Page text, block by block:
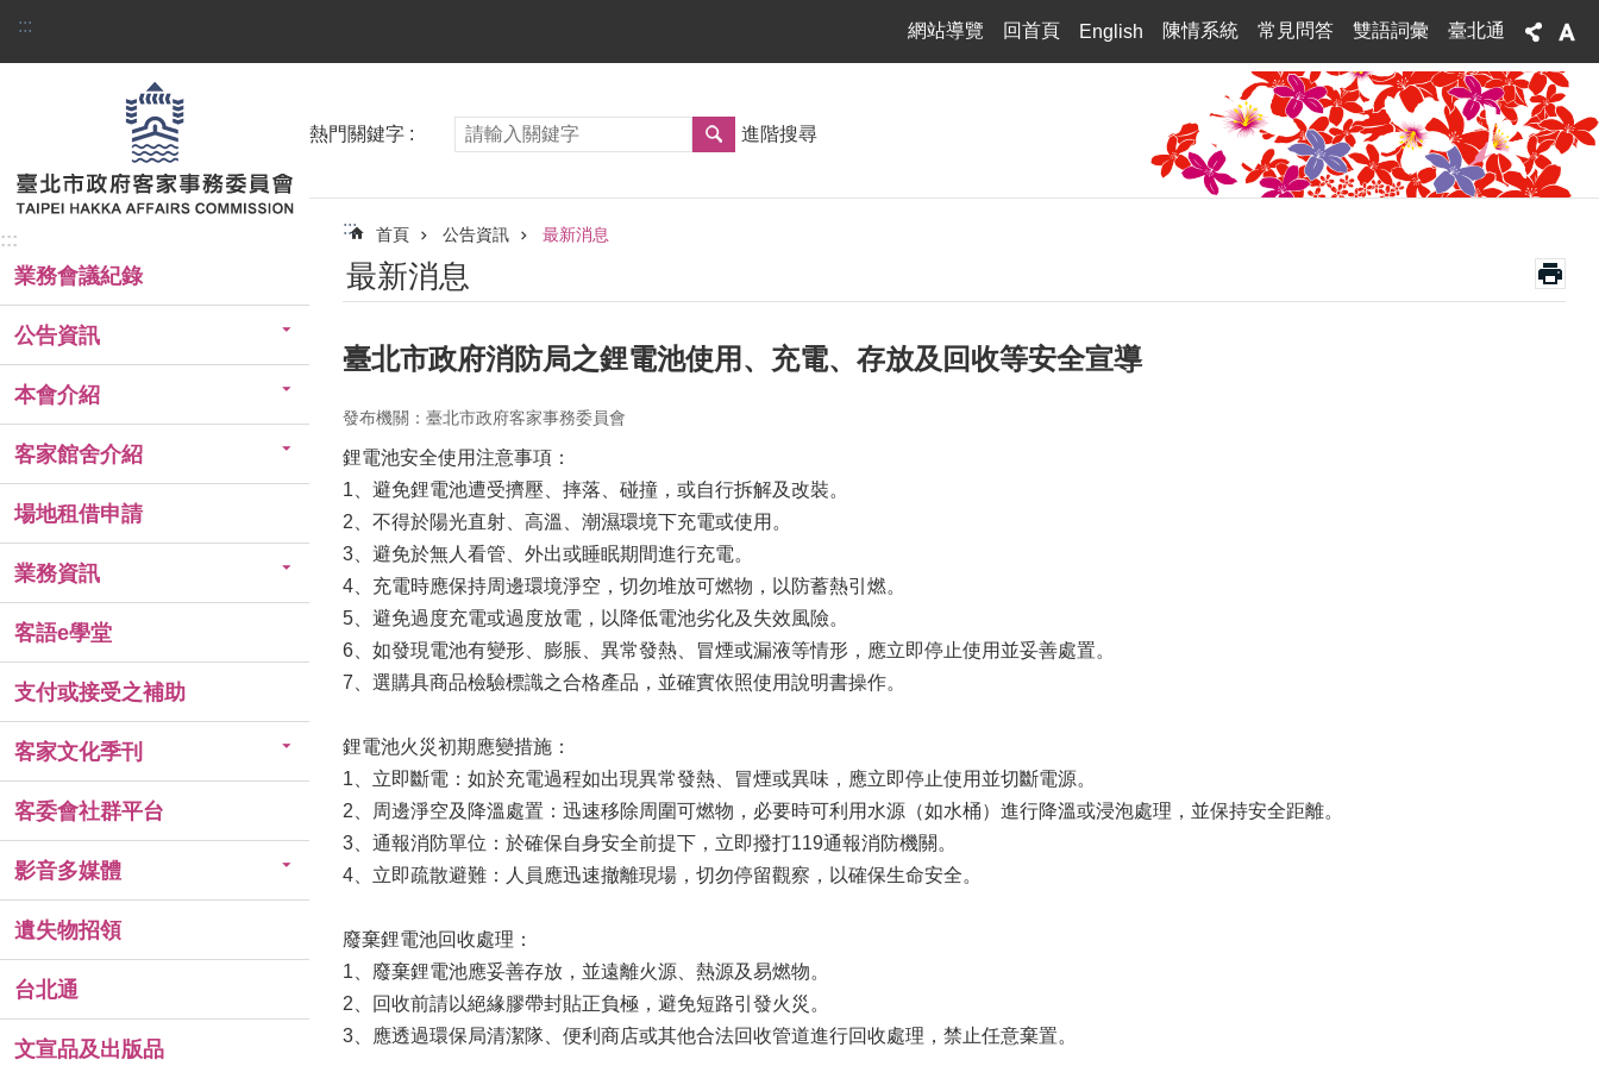
跳到主要內容區塊
::: 網站導覽 回首頁 English 陳情系統 常見問答 雙語詞彙 臺北通
:::
業務會議紀錄
公告資訊
本會介紹
客家館舍介紹
場地租借申請
業務資訊
客語e學堂
支付或接受之補助
客家文化季刊
客委會社群平台
影音多媒體
遺失物招領
台北通
文宣品及出版品
熱門關鍵字 進階搜尋
::: 首頁 公告資訊 最新消息
最新消息
臺北市政府消防局之鋰電池使用、充電、存放及回收等安全宣導
發布機關：臺北市政府客家事務委員會
鋰電池安全使用注意事項：
1、避免鋰電池遭受擠壓、摔落、碰撞，或自行拆解及改裝。
2、不得於陽光直射、高溫、潮濕環境下充電或使用。
3、避免於無人看管、外出或睡眠期間進行充電。
4、充電時應保持周邊環境淨空，切勿堆放可燃物，以防蓄熱引燃。
5、避免過度充電或過度放電，以降低電池劣化及失效風險。
6、如發現電池有變形、膨脹、異常發熱、冒煙或漏液等情形，應立即停止使用並妥善處置。
7、選購具商品檢驗標識之合格產品，並確實依照使用說明書操作。
鋰電池火災初期應變措施：
1、立即斷電：如於充電過程如出現異常發熱、冒煙或異味，應立即停止使用並切斷電源。
2、周邊淨空及降溫處置：迅速移除周圍可燃物，必要時可利用水源（如水桶）進行降溫或浸泡處理，並保持安全距離。
3、通報消防單位：於確保自身安全前提下，立即撥打119通報消防機關。
4、立即疏散避難：人員應迅速撤離現場，切勿停留觀察，以確保生命安全。
廢棄鋰電池回收處理：
1、廢棄鋰電池應妥善存放，並遠離火源、熱源及易燃物。
2、回收前請以絕緣膠帶封貼正負極，避免短路引發火災。
3、應透過環保局清潔隊、便利商店或其他合法回收管道進行回收處理，禁止任意棄置。